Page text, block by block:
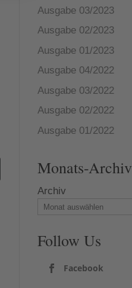
Ausgabe 03/2023
Ausgabe 02/2023
Ausgabe 01/2023
Ausgabe 04/2022
Ausgabe 03/2022
Ausgabe 02/2022
Ausgabe 01/2022
Monats-Archiv
Archiv
Follow Us
Facebook